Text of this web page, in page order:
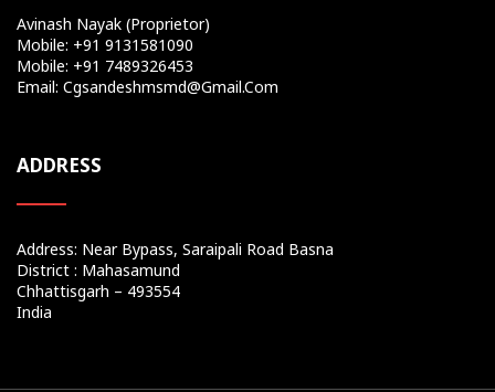
Avinash Nayak (Proprietor)
Mobile: +91 9131581090
Mobile: +91 7489326453
Email: Cgsandeshmsmd@gmail.com
ADDRESS
Address: Near Bypass, Saraipali Road Basna
District : Mahasamund
Chhattisgarh – 493554
India